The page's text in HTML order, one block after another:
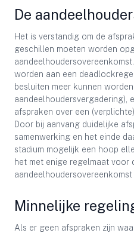
De
Het is verstandig om de
geschillen moeten worden
worden aan een
besluiten meer kunnen
aandeelhoudersvergadering),
afspraken over een
Door bij aanvang duidelijke
samenwerking en het einde
stadium mogelijk een hoop
het met enige regelmaat voor
Minnelijke
Als er geen afspraken zijn